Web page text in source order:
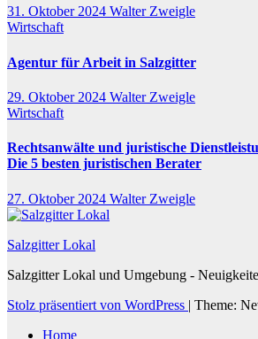
31. Oktober 2024 Walter Zweigle
Wirtschaft
Agentur für Arbeit in Salzgitter
29. Oktober 2024 Walter Zweigle
Wirtschaft
Rechtsanwälte und juristische
Die 5 besten juristischen Berater
27. Oktober 2024 Walter Zweigle
Salzgitter Lokal
Salzgitter Lokal und Umgebung -
Stolz präsentiert von WordPress | Theme:
Home